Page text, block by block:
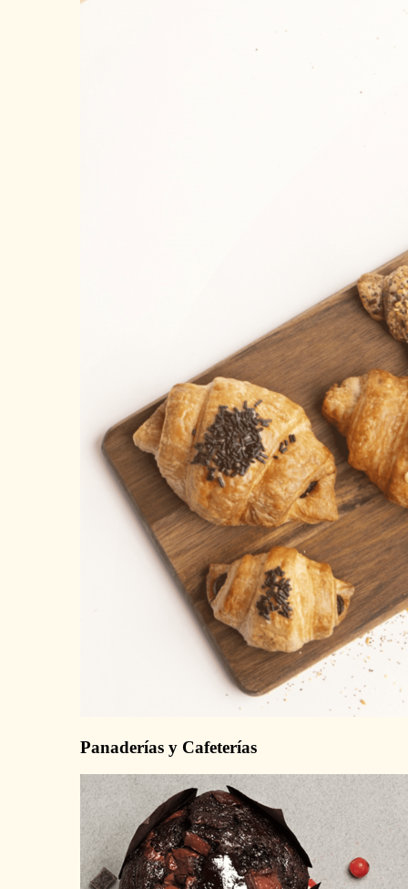
Panaderías y Cafeterías